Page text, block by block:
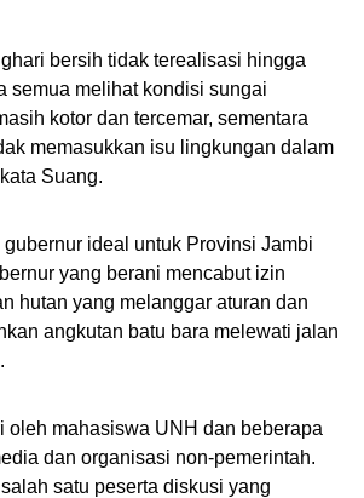
bersih tidak terealisasi hingga
semua melihat kondisi sungai
kotor dan tercemar, sementara
memasukkan isu lingkungan dalam
Suang.
ideal untuk Provinsi Jambi
yang berani mencabut izin
hutan yang melanggar aturan dan
angkutan batu bara melewati jalan
oleh mahasiswa UNH dan beberapa
dan organisasi non-pemerintah.
satu peserta diskusi yang